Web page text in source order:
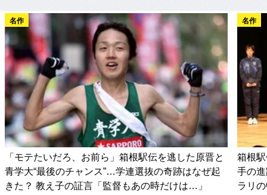
名作
「モテたいだろ、お前ら」箱根駅伝を逃した原晋と
青学大“最後のチャンス”…学連選抜の奇跡はなぜ起
きた？ 教え子の証言「監督もあの時だけは…」
名作
箱根
手の
ラリ